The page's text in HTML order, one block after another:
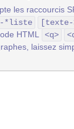
les raccourcis
-*liste
HTML <q>
laissez